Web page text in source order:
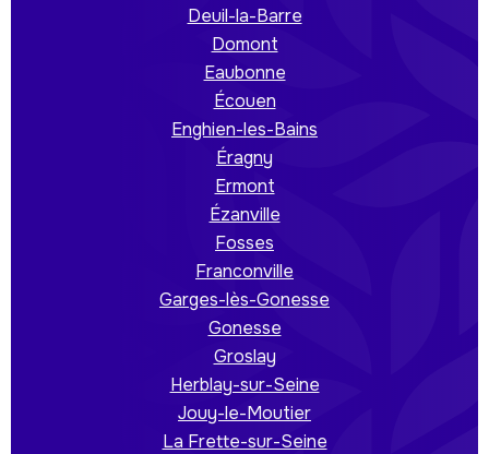
Deuil-la-Barre
Domont
Eaubonne
Écouen
Enghien-les-Bains
Éragny
Ermont
Ézanville
Fosses
Franconville
Garges-lès-Gonesse
Gonesse
Groslay
Herblay-sur-Seine
Jouy-le-Moutier
La Frette-sur-Seine